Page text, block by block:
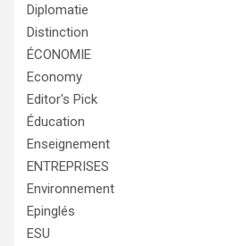
Diplomatie
Distinction
ÉCONOMIE
Economy
Editor's Pick
Éducation
Enseignement
ENTREPRISES
Environnement
Epinglés
ESU